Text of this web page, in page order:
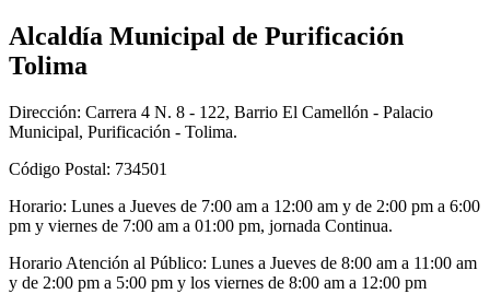
Alcaldía Municipal de Purificación
Tolima
Dirección: Carrera 4 N. 8 - 122, Barrio El Camellón - Palacio
Municipal, Purificación - Tolima.
Código Postal: 734501
Horario: Lunes a Jueves de 7:00 am a 12:00 am y de 2:00 pm a 6:00
pm y viernes de 7:00 am a 01:00 pm, jornada Continua.
Horario Atención al Público: Lunes a Jueves de 8:00 am a 11:00 am
y de 2:00 pm a 5:00 pm y los viernes de 8:00 am a 12:00 pm